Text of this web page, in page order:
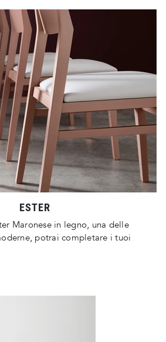
ESTER
Maronese in legno, una delle
potrai completare i tuoi